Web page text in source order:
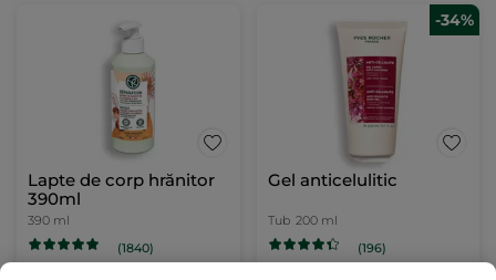
Lapte de corp hrănitor
390ml
390 ml
(1840)
-34%
Gel anticelulitic
Tub 200 ml
(196)